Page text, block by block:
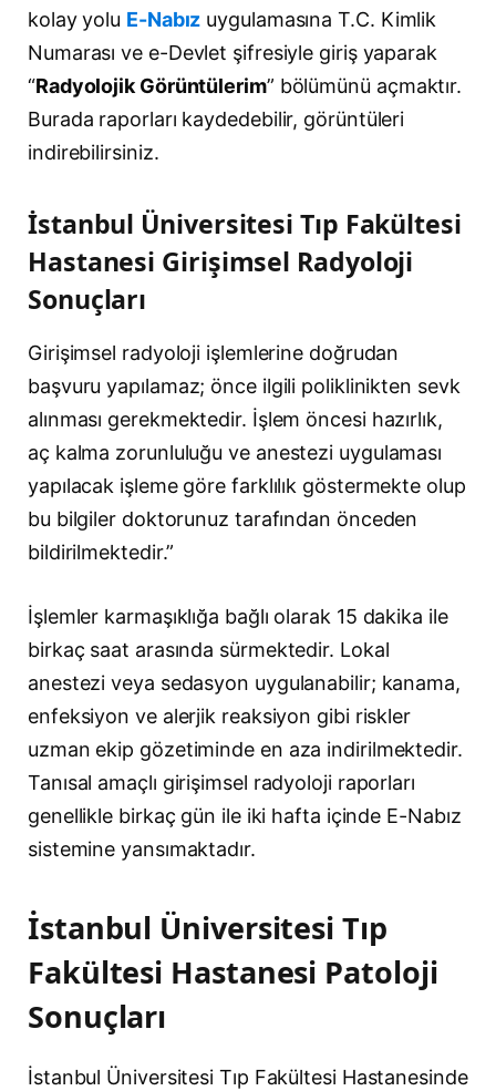
kolay yolu E-Nabız uygulamasına T.C. Kimlik
Numarası ve e-Devlet şifresiyle giriş yaparak
“Radyolojik Görüntülerim” bölümünü açmaktır.
Burada raporları kaydedebilir, görüntüleri
indirebilirsiniz.
İstanbul Üniversitesi Tıp Fakültesi
Hastanesi Girişimsel Radyoloji
Sonuçları
Girişimsel radyoloji işlemlerine doğrudan
başvuru yapılamaz; önce ilgili poliklinikten sevk
alınması gerekmektedir. İşlem öncesi hazırlık,
aç kalma zorunluluğu ve anestezi uygulaması
yapılacak işleme göre farklılık göstermekte olup
bu bilgiler doktorunuz tarafından önceden
bildirilmektedir.”
İşlemler karmaşıklığa bağlı olarak 15 dakika ile
birkaç saat arasında sürmektedir. Lokal
anestezi veya sedasyon uygulanabilir; kanama,
enfeksiyon ve alerjik reaksiyon gibi riskler
uzman ekip gözetiminde en aza indirilmektedir.
Tanısal amaçlı girişimsel radyoloji raporları
genellikle birkaç gün ile iki hafta içinde E-Nabız
sistemine yansımaktadır.
İstanbul Üniversitesi Tıp
Fakültesi Hastanesi Patoloji
Sonuçları
İstanbul Üniversitesi Tıp Fakültesi Hastanesinde